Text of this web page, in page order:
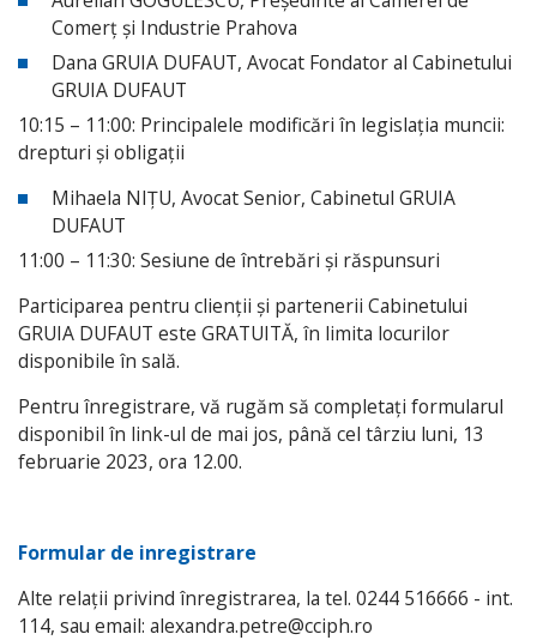
Comerț și Industrie Prahova
Dana GRUIA DUFAUT, Avocat Fondator al Cabinetului
GRUIA DUFAUT
10:15 – 11:00: Principalele modificări în legislația muncii:
drepturi și obligații
Mihaela NIȚU, Avocat Senior, Cabinetul GRUIA
DUFAUT
11:00 – 11:30: Sesiune de întrebări și răspunsuri
Participarea pentru clienții și partenerii Cabinetului
GRUIA DUFAUT este GRATUITĂ, în limita locurilor
disponibile în sală.
Pentru înregistrare, vă rugăm să completați formularul
disponibil în link-ul de mai jos, până cel târziu luni, 13
februarie 2023, ora 12.00.
Formular de inregistrare
Alte relații privind înregistrarea, la tel. 0244 516666 - int.
114, sau email: alexandra.petre@cciph.ro